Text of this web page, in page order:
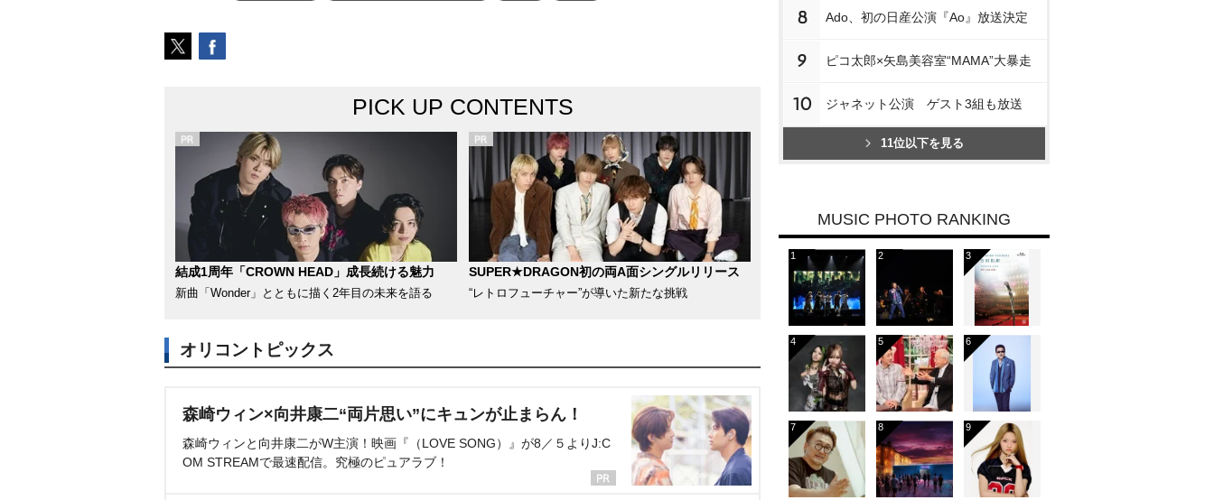
PICK UP CONTENTS
結成1周年「CROWN HEAD」成長続ける魅力
新曲「Wonder」とともに描く2年目の未来を語る
SUPER★DRAGON初の両A面シングルリリース
“レトロフューチャー”が導いた新たな挑戦
オリコントピックス
森崎ウィン×向井康二“両片思い”にキュンが止まらん！
森崎ウィンと向井康二がW主演！映画『（LOVE SONG）』が8／５よりJ:C
OM STREAMで最速配信。究極のピュアラブ！
8 Ado、初の日産公演『Ao』放送決定
9 ピコ太郎×矢島美容室“MAMA”大暴走
10 ジャネット公演 ゲスト3組も放送
11位以下を見る
MUSIC PHOTO RANKING